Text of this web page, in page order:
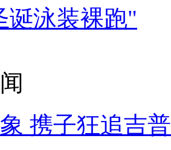
诞泳装裸跑"
携子狂追吉